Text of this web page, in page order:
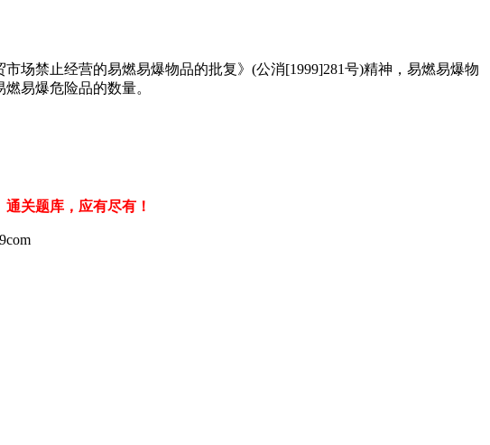
场禁止经营的易燃易爆物品的批复》(公消[1999]281号)精神，易燃易爆物
易爆危险品的数量。
关题库，应有尽有！